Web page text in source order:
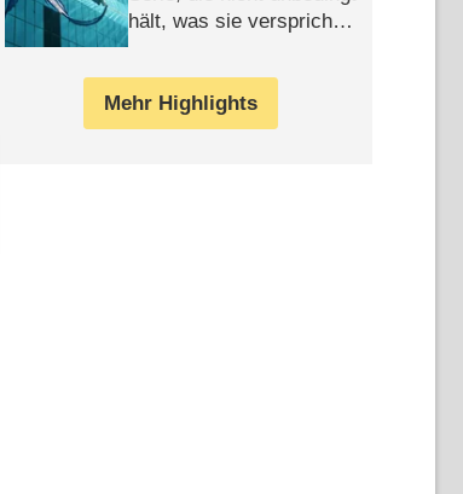
hält, was sie verspricht –
Mehr Highlights